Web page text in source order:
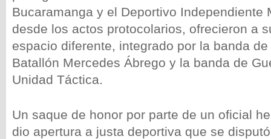
Bucaramanga y el Deportivo Independiente
desde los actos protocolarios, ofrecieron a
espacio diferente, integrado por la banda
Batallón Mercedes Ábrego y la banda de
Unidad Táctica.
Un saque de honor por parte de un oficial
dio apertura a justa deportiva que se